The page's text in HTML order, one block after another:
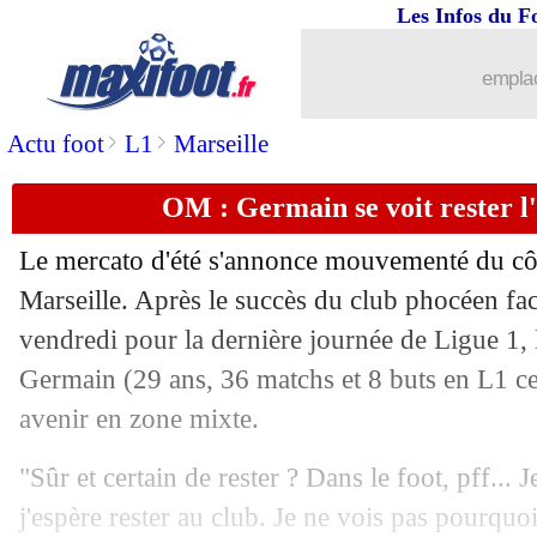
Actu foot> L1 > Marseille
Les Infos du
OM : Germain se voit rester
Le mercato d'été s'annonce mouvementé du
Marseille. Après le succès du club phocéen
vendredi pour la dernière journée de Ligue
Germain (29 ans, 36 matchs et 8 buts en L1
avenir en zone mixte.
"Sûr et certain de rester ? Dans le foot, pff...
j'espère rester au club. Je ne vois pas
Montpellier : Lecomte, Der
25/05 PSG: Paredes, un départ déjà dans
25/05 OM: qui est Villas-Boas ?
25/05 PSG: Marquinhos milite pour Tuchel
25/05 Nantes : Kita veut garder Halilhodzic
25/05 Dijon: Kombouaré tacle le
: Allan a été encore observé...